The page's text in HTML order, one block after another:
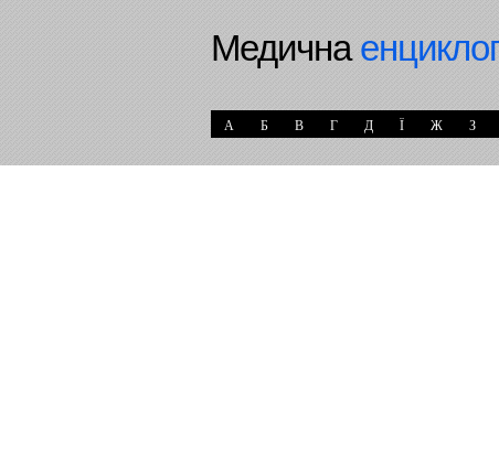
Медична
А Б В Г Д Ї Ж З